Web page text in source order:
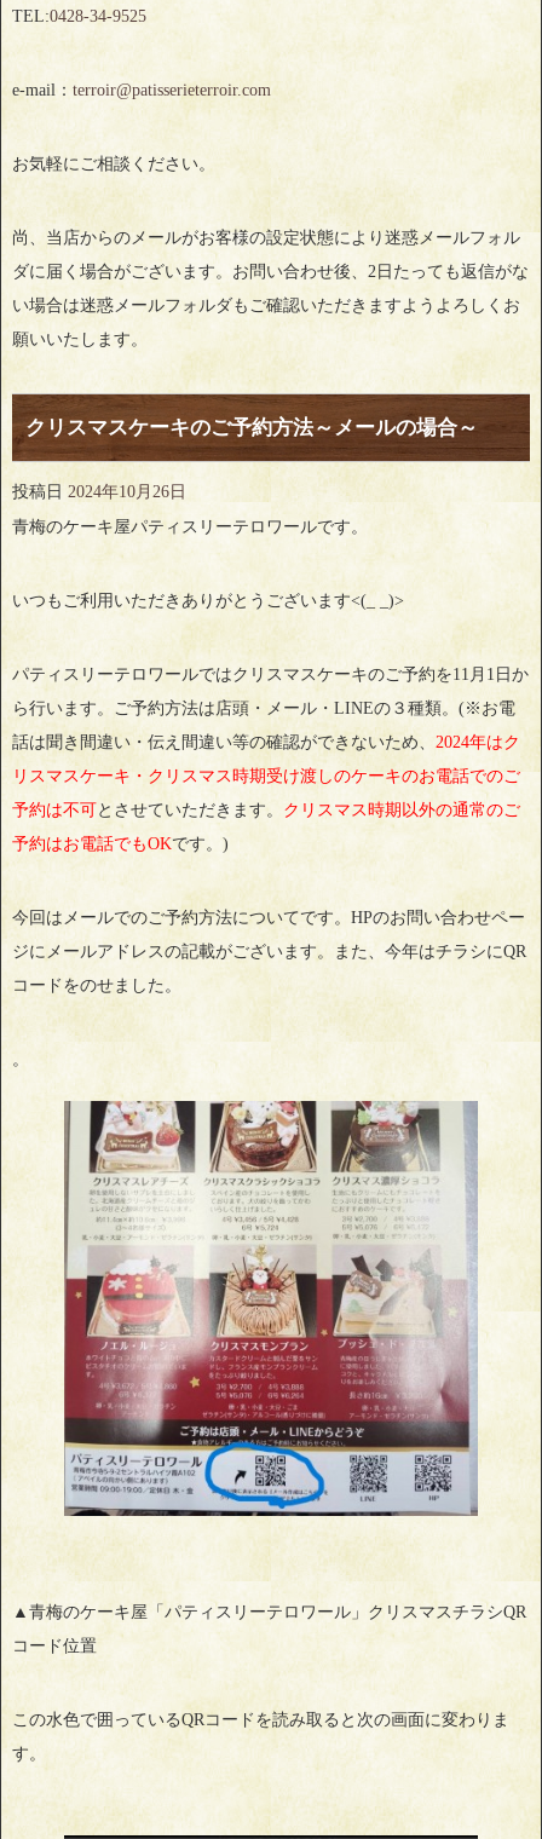
TEL:0428‐34‐9525
e-mail： terroir@patisserieterroir.com
お気軽にご相談ください。
尚、当店からのメールがお客様の設定状態により迷惑メールフォル
ダに届く場合がございます。お問い合わせ後、2日たっても返信がな
い場合は迷惑メールフォルダもご確認いただきますようよろしくお
願いいたします。
クリスマスケーキのご予約方法～メールの場合～
投稿日 2024年10月26日
青梅のケーキ屋パティスリーテロワールです。
いつもご利用いただきありがとうございます<(_ _)>
パティスリーテロワールではクリスマスケーキのご予約を11月1日か
ら行います。ご予約方法は店頭・メール・LINEの３種類。(※お電
話は聞き間違い・伝え間違い等の確認ができないため、 2024年はク
リスマスケーキ・クリスマス時期受け渡しのケーキのお電話でのご
予約は不可とさせていただきます。 クリスマス時期以外の通常のご
予約はお電話でもOKです。)
今回はメールでのご予約方法についてです。HPのお問い合わせペー
ジにメールアドレスの記載がございます。また、今年はチラシにQR
コードをのせました。
。
▲青梅のケーキ屋「パティスリーテロワール」クリスマスチラシQR
コード位置
この水色で囲っているQRコードを読み取ると次の画面に変わりま
す。